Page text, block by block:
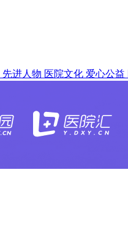
先进人物 医院文化 爱心公益